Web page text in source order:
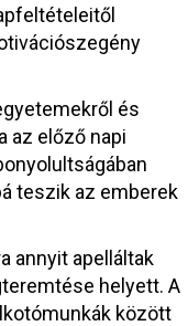
és
az előző napi
teszik az emberek
annyit apelláltak
helyett. A
között